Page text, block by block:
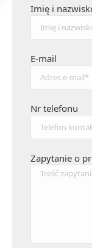
Imię i
E-mail
Nr telefonu
Zapytanie o